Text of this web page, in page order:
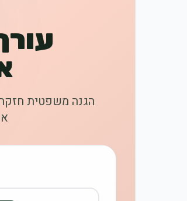
הגנה משפטית חזקה